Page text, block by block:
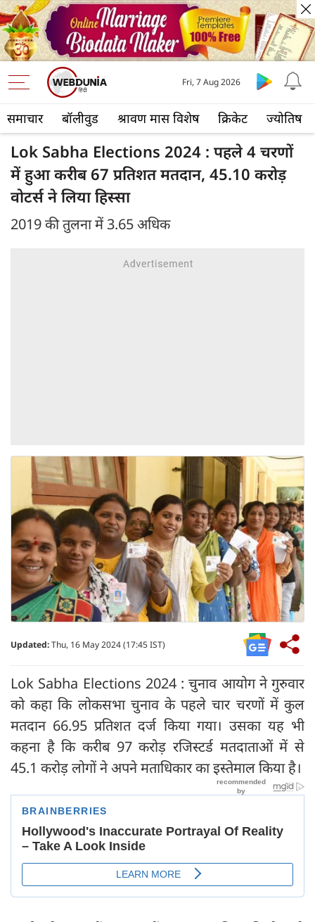
समाचार बॉलीवुड श्रावण मास विशेष क्रिकेट ज्योतिष
Fri, 7 Aug 2026
Lok Sabha Elections 2024 : पहले 4 चरणों
में हुआ करीब 67 प्रतिशत मतदान, 45.10 करोड़
वोटर्स ने लिया हिस्सा
2019 की तुलना में 3.65 अधिक
Updated:Thu, 16 May 2024 (17:45 IST)
Lok Sabha Elections 2024 : चुनाव आयोग ने गुरुवार
को कहा कि लोकसभा चुनाव के पहले चार चरणों में कुल
मतदान 66.95 प्रतिशत दर्ज किया गया। उसका यह भी
कहना है कि करीब 97 करोड़ रजिस्टर्ड मतदाताओं में से
45.1 करोड़ लोगों ने अपने मताधिकार का इस्तेमाल किया है।